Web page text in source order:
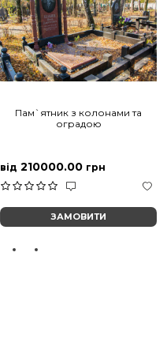
Пам`ятник з колонами та
оградою
від 210000.00 грн
ЗАМОВИТИ